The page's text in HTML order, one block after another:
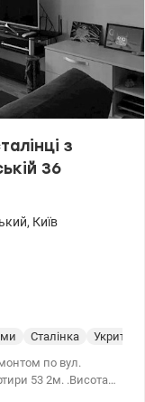
з
36
, Київ
Сталінка
Укриття
по вул.
53 2м. .Висота